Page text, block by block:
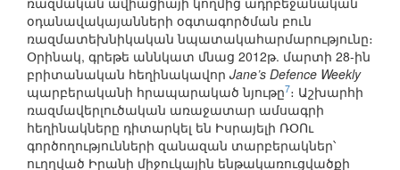
օդանավակայանների օգտագործման բուն
ռազմատեխնիկական նպատակահարմարությունը։
Օրինակ, գրեթե աննկատ մնաց 2012թ. մարտի 28-ին
բրիտանական հեղինակավոր Jane’s Defence Weekly
պարբերականի հրապարակած նյութը7։ Աշխարհի
ռազմավերլուծական առաջատար ամսագրի
հեղինակները դիտարկել են Իսրայելի ՌՕՈւ
գործողությունների զանազան տարբերակներ՝
ուղղված Իրանի միջուկային ենթակառուցվածքի